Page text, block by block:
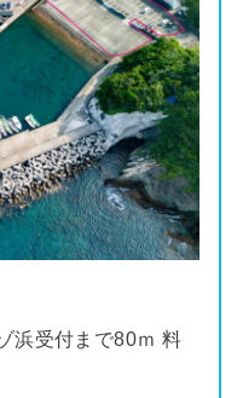
浜受付まで80ｍ 料